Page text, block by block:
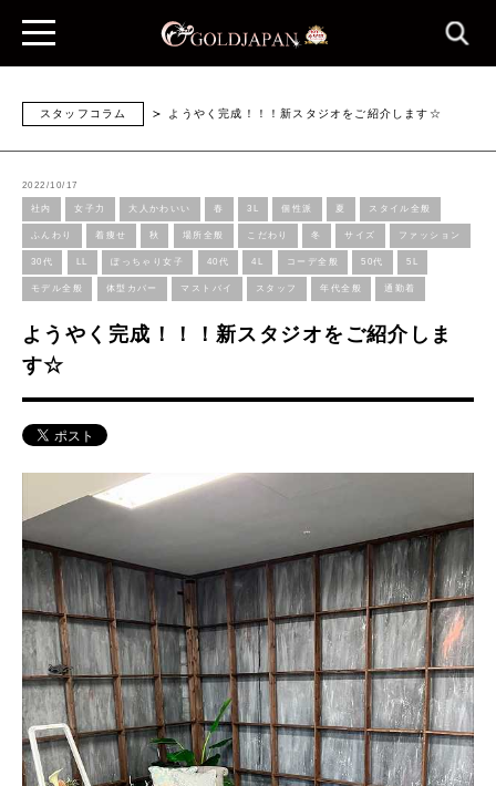
スタッフコラム ようやく完成！！！新スタジオをご紹介します☆
2022/10/17
社内 女子力 大人かわいい 春 3L 個性派 夏 スタイル全般
ふんわり 着痩せ 秋 場所全般 こだわり 冬 サイズ ファッション
30代 LL ぽっちゃり女子 40代 4L コーデ全般 50代 5L
モデル全般 体型カバー マストバイ スタッフ 年代全般 通勤着
ようやく完成！！！新スタジオをご紹介しま
す☆